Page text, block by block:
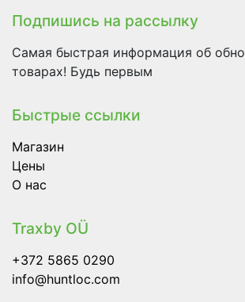
Подпишись на рассылку
Самая быстрая информация об
товарах! Будь первым
Быстрые ссылки
Магазин
Цены
О нас
Traxby OÜ
+372 5865 0290
info@huntloc.com